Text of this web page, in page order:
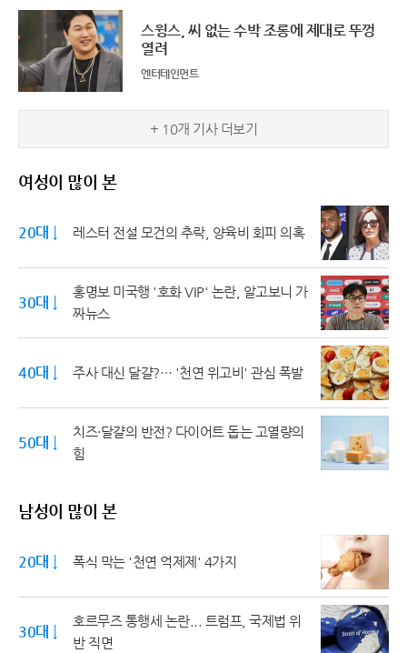
스윙스, 씨 없는 수박 조롱에 제대로 뚜껑
열려
엔터테인먼트
+ 10개 기사 더보기
여성이 많이 본
20대 ↓ 레스터 전설 모건의 추락, 양육비 회피 의혹
30대 ↓
홍명보 미국행 '호화 VIP' 논란, 알고보니 가
짜뉴스
40대 ↓ 주사 대신 달걀?… '천연 위고비' 관심 폭발
50대 ↓
치즈·달걀의 반전? 다이어트 돕는 고열량의
힘
남성이 많이 본
20대 ↓ 폭식 막는 '천연 억제제' 4가지
30대 ↓
호르무즈 통행세 논란... 트럼프, 국제법 위
반 직면